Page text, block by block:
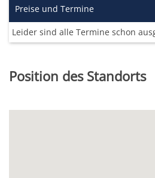
Preise und Termine
Leider sind alle Termine schon
Position des Standorts